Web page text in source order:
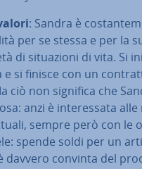
: Sandra è
per se stessa e per la
di si­tua­zio­ni di vita. Si
e si finisce con un
ciò non significa che
anzi è in­te­res­sa­ta alle
sempre però con
spende soldi per un
davvero convinta del